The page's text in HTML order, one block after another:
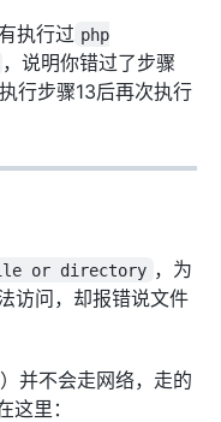
执行过 php
，说明你错过了步骤
行步骤13后再次执行
or directory ，为
访问，却报错说文件
）并不会走网络，走的
里：